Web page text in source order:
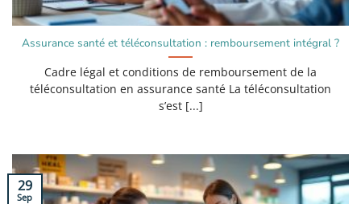
Assurance santé et téléconsultation : remboursement intégral ?
Cadre légal et conditions de remboursement de la
téléconsultation en assurance santé La téléconsultation
s’est [...]
29
Sep